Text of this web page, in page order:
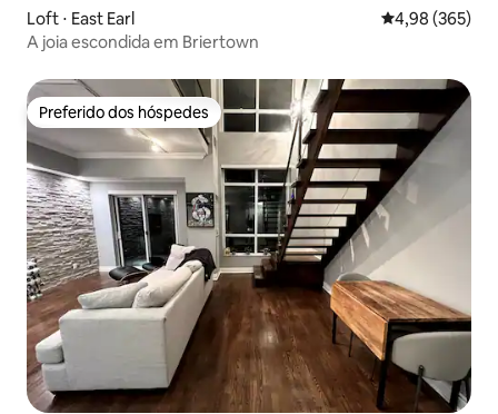
Loft ⋅ East Earl 4,98 de uma
4,98 (365)
A joia escondida em Briertown
Preferido dos hóspedes
Preferido dos hóspedes